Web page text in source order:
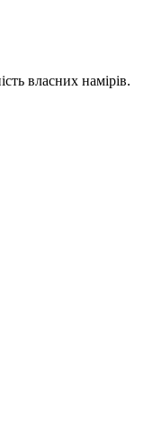
власних намірів.